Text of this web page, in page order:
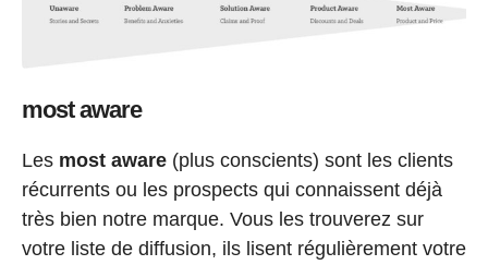
most aware
Les most aware (plus conscients) sont les clients
récurrents ou les prospects qui connaissent déjà
très bien notre marque. Vous les trouverez sur
votre liste de diffusion, ils lisent régulièrement votre